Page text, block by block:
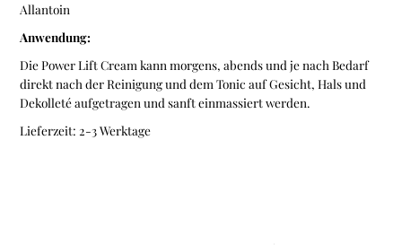
Allantoin
Anwendung:
Die Power Lift Cream kann morgens, abends und je nach Bedarf
direktnach der Reinigung und dem Tonic auf Gesicht, Hals und
Dekolleté aufgetragen und sanft einmassiert werden.
Lieferzeit: 2-3 Werktage